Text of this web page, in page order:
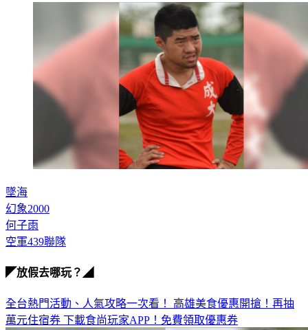
墜海
幻象2000
何子雨
空軍439聯隊
◤放假去哪玩？◢
全台熱門活動、人氣攻略一次看！ 高雄美食優惠開搶！再抽
萬元住宿券
下載食尚玩家APP！免費領取優惠券